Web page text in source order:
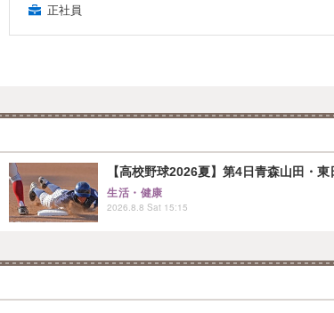
正社員
【高校野球2026夏】第4日青森山田・
生活・健康
2026.8.8 Sat 15:15